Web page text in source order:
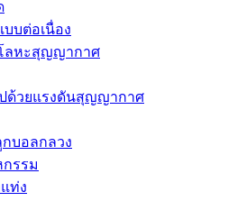
บบต่อเนื่อง
ลหะสุญญากาศ
ด้วยแรงดันสุญญากาศ
กบอลกลวง
รรม
ท่ง